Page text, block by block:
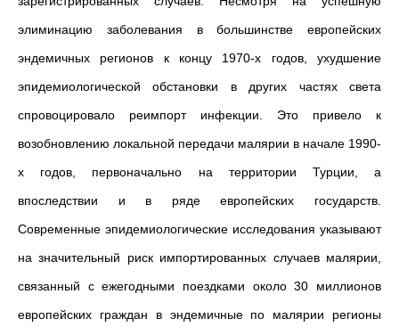
элиминацию заболевания в большинстве европейских
эндемичных регионов к концу 1970-х годов, ухудшение
эпидемиологической обстановки в других частях света
спровоцировало реимпорт инфекции. Это привело к
возобновлению локальной передачи малярии в начале 1990-
х годов, первоначально на территории Турции, а
впоследствии и в ряде европейских государств.
Современные эпидемиологические исследования указывают
на значительный риск импортированных случаев малярии,
связанный с ежегодными поездками около 30 миллионов
европейских граждан в эндемичные по малярии регионы